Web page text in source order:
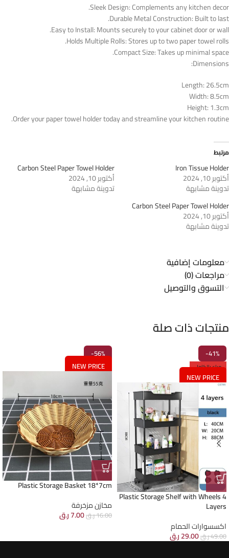
Sleek Design: Complements any kitchen decor.
Durable Metal Construction: Built to last.
Easy to Install: Mounts securely to your cabinet door or wall.
Holds Multiple Rolls: Stores up to two paper towel rolls.
Compact Size: Takes up minimal space.
Dimensions:
Length: 26.5cm
Width: 8.5cm
Height: 1.3cm
Order your paper towel holder today and streamline your kitchen routine.
مرتبط
Iron Tissue Holder
أكتوبر 10, 2024
تدوينة مشابهة
Carbon Steel Paper Towel Holder
أكتوبر 10, 2024
تدوينة مشابهة
Carbon Steel Paper Towel Holder
أكتوبر 10, 2024
تدوينة مشابهة
معلومات إضافية
مراجعات (0)
التسوق والتوصيل
منتجات ذات صلة
-41%
مباع بالكامل
NEW PRICE
Plastic Storage Shelf with Wheels 4
Layers
اكسسوارات الحمام
49.00ر.ق29.00ر.ق
-56%
NEW PRICE
Plastic Storage Basket 18*7cm
مخازن مزخرفة
16.00ر.ق7.00ر.ق